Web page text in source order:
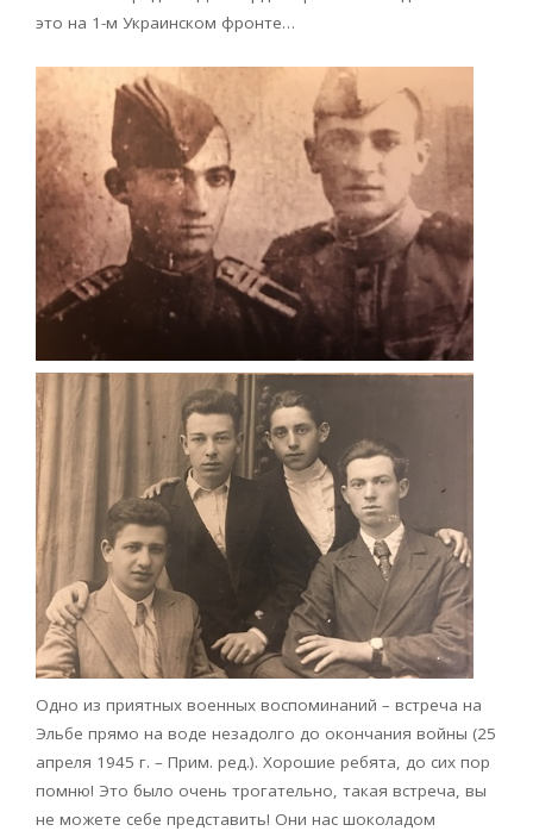
это на 1-м Украинском фронте…
Одно из приятных военных воспоминаний – встреча на
Эльбе прямо на воде незадолго до окончания войны (25
апреля 1945 г. – Прим. ред.). Хорошие ребята, до сих пор
помню! Это было очень трогательно, такая встреча, вы
не можете себе представить! Они нас шоколадом